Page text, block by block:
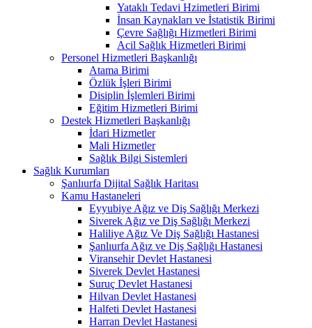
Yataklı Tedavi Hzimetleri Birimi
İnsan Kaynakları ve İstatistik Birimi
Çevre Sağlığı Hizmetleri Birimi
Acil Sağlık Hizmetleri Birimi
Personel Hizmetleri Başkanlığı
Atama Birimi
Özlük İşleri Birimi
Disiplin İşlemleri Birimi
Eğitim Hizmetleri Birimi
Destek Hizmetleri Başkanlığı
İdari Hizmetler
Mali Hizmetler
Sağlık Bilgi Sistemleri
Sağlık Kurumları
Şanlıurfa Dijital Sağlık Haritası
Kamu Hastaneleri
Eyyubiye Ağız ve Diş Sağlığı Merkezi
Siverek Ağız ve Diş Sağlığı Merkezi
Haliliye Ağız Ve Diş Sağlığı Hastanesi
Şanlıurfa Ağız ve Diş Sağlığı Hastanesi
Viransehir Devlet Hastanesi
Siverek Devlet Hastanesi
Suruç Devlet Hastanesi
Hilvan Devlet Hastanesi
Halfeti Devlet Hastanesi
Harran Devlet Hastanesi